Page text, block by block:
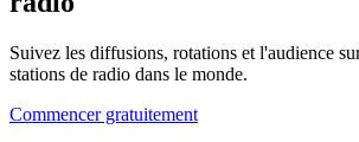
Suivez les diffusions, rotations et l'audience
stations de radio dans le monde.
Commencer gratuitement